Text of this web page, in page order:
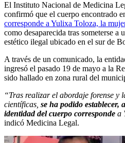
El Instituto Nacional de Medicina
confirmó que el cuerpo encontrado
corresponde a Yulixa Toloza, la
como desaparecida tras someterse
estético ilegal ubicado en el sur de
A través de un comunicado, la
ingresó el pasado 19 de mayo a la
sido hallado en zona rural del
“Tras realizar el abordaje forense y
científicas, se ha podido establecer,
identidad del cuerpo corresponde a
indicó Medicina Legal.